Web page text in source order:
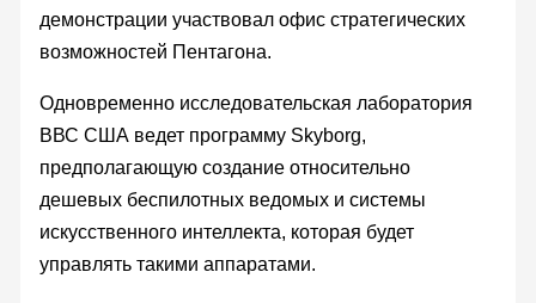
демонстрации участвовал офис стратегических
возможностей Пентагона.
Одновременно исследовательская лаборатория
ВВС США ведет программу Skyborg,
предполагающую создание относительно
дешевых беспилотных ведомых и системы
искусственного интеллекта, которая будет
управлять такими аппаратами.